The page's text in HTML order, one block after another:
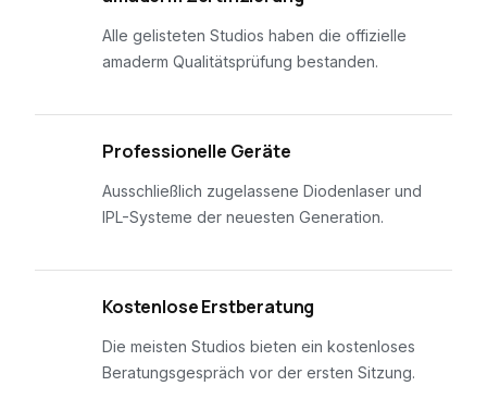
Alle gelisteten Studios haben die offizielle
amaderm Qualitätsprüfung bestanden.
Professionelle Geräte
Ausschließlich zugelassene Diodenlaser und
IPL-Systeme der neuesten Generation.
Kostenlose Erstberatung
Die meisten Studios bieten ein kostenloses
Beratungsgespräch vor der ersten Sitzung.